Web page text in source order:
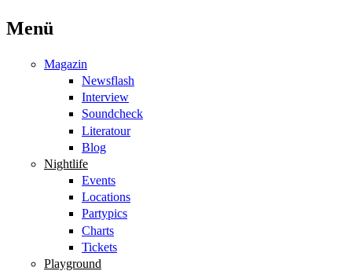
Menü
Magazin
Newsflash
Interview
Soundcheck
Literatour
Blog
Nightlife
Events
Locations
Partypics
Charts
Tickets
Playground